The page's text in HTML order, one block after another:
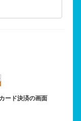
ード決済の画面